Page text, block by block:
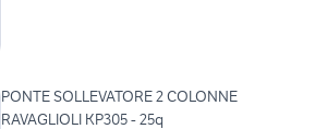
PONTE SOLLEVATORE 2 COLONNE
RAVAGLIOLI KP305 - 25q